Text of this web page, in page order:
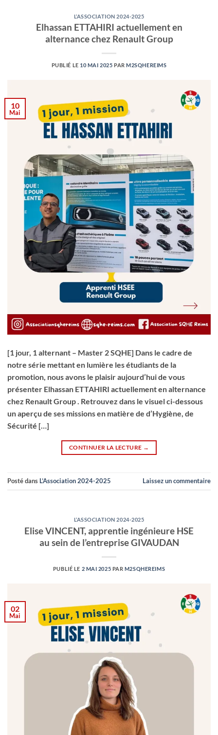
L’ASSOCIATION 2024-2025
Elhassan ETTAHIRI actuellement en
alternance chez Renault Group
PUBLIÉ LE 10 MAI 2025 PARM2SQHEREIMS
10
Mai
[1 jour, 1 alternant – Master 2 SQHE] Dans le cadre de
notre série mettant en lumière les étudiants de la
promotion, nous avons le plaisir aujourd’hui de vous
présenter Elhassan ETTAHIRI actuellement en alternance
chez Renault Group . Retrouvez dans le visuel ci-dessous
un aperçu de ses missions en matière de d’Hygiène, de
Sécurité […]
CONTINUER LA LECTURE →
Posté dans L’Association 2024-2025 Laissez un commentaire
L’ASSOCIATION 2024-2025
Elise VINCENT, apprentie ingénieure HSE
au sein de l’entreprise GIVAUDAN
PUBLIÉ LE 2 MAI 2025 PAR M2SQHEREIMS
02
Mai